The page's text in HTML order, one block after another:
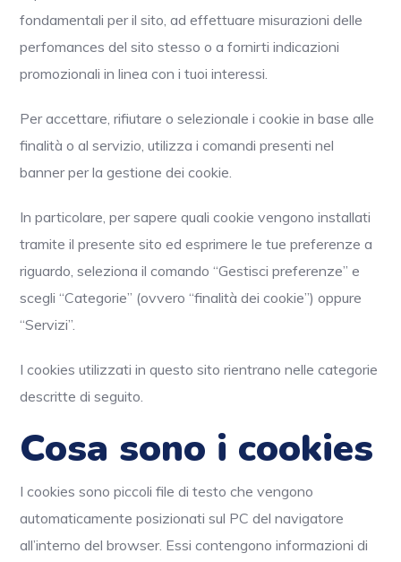
fondamentali per il sito, ad effettuare misurazioni delle
perfomances del sito stesso o a fornirti indicazioni
promozionali in linea con i tuoi interessi.
Per accettare, rifiutare o selezionale i cookie in base alle
finalità o al servizio, utilizza i comandi presenti nel
banner per la gestione dei cookie.
In particolare, per sapere quali cookie vengono installati
tramite il presente sito ed esprimere le tue preferenze a
riguardo, seleziona il comando “Gestisci preferenze” e
scegli “Categorie” (ovvero “finalità dei cookie”) oppure
“Servizi”.
I cookies utilizzati in questo sito rientrano nelle categorie
descritte di seguito.
Cosa sono i cookies
I cookies sono piccoli file di testo che vengono
automaticamente posizionati sul PC del navigatore
all’interno del browser. Essi contengono informazioni di